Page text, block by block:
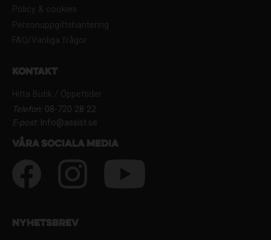
Policy & cookies
Personuppgiftshantering
FAQ/Vanliga frågor
Kontakt
Hitta Butik / Öppettider
Telefon:08-720 28 22
E-post:Info@assist.se
Våra sociala media
Nyhetsbrev